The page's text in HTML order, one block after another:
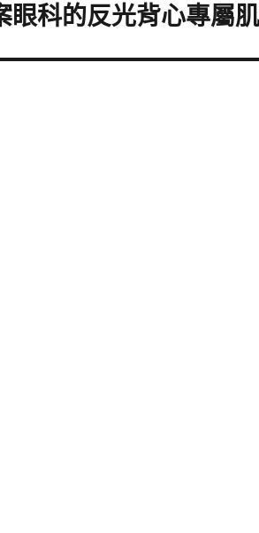
眼科的反光背心專屬